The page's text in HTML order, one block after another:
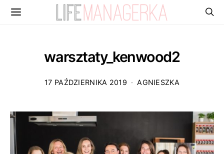
warsztaty_kenwood2
17 PAŹDZIERNIKA 2019 AGNIESZKA